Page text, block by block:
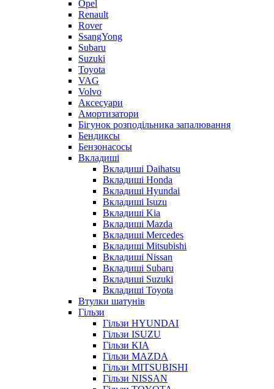
Opel
Renault
Rover
SsangYong
Subaru
Suzuki
Toyota
VAG
Volvo
Аксесуари
Амортизатори
Бігунок розподільника запалювання
Бендиксы
Бензонасосы
Вкладиші
Вкладиші Daihatsu
Вкладиші Honda
Вкладиші Hyundai
Вкладиші Isuzu
Вкладиші Kia
Вкладиші Mazda
Вкладиші Mercedes
Вкладиші Mitsubishi
Вкладиші Nissan
Вкладиші Subaru
Вкладиші Suzuki
Вкладиші Toyota
Втулки шатунів
Гільзи
Гільзи HYUNDAI
Гільзи ISUZU
Гільзи KIA
Гільзи MAZDA
Гільзи MITSUBISHI
Гільзи NISSAN